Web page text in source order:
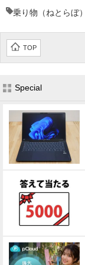
乗り物（ねとらぼ）
TOP
Special